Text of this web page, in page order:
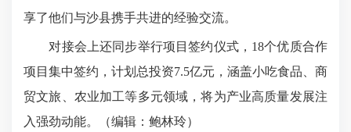
享了他们与沙县携手共进的经验交流。
对接会上还同步举行项目签约仪式，18个优质合作
项目集中签约，计划总投资7.5亿元，涵盖小吃食品、商
贸文旅、农业加工等多元领域，将为产业高质量发展注
入强劲动能。（编辑：鲍林玲）